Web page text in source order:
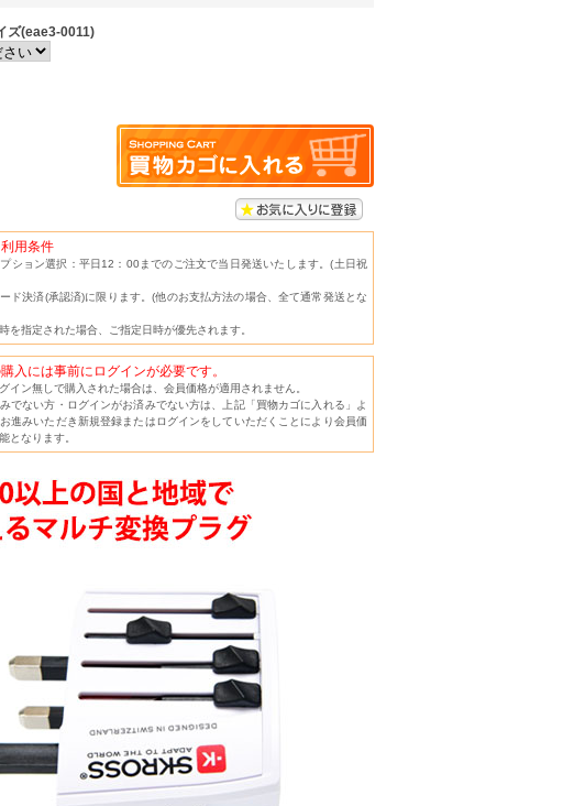
ズ(eae3-0011)
利用条件
プション選択：平日12：00までのご注文で当日発送いたします。(土日祝
ド決済(承認済)に限ります。(他のお支払方法の場合、全て通常発送とな
を指定された場合、ご指定日時が優先されます。
入には事前にログインが必要です。
イン無しで購入された場合は、会員価格が適用されません。
でない方・ログインがお済みでない方は、上記「買物カゴに入れる」よ
進みいただき新規登録またはログインをしていただくことにより会員価
となります。